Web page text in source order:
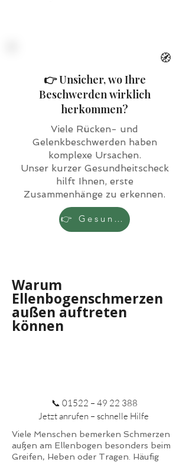
🧭
👉 Unsicher, wo Ihre
Beschwerden wirklich
herkommen?
Viele Rücken- und
Gelenkbeschwerden haben
komplexe Ursachen.
Unser kurzer Gesundheitscheck
hilft Ihnen, erste
Zusammenhänge zu erkennen.
👉 Gesundheitscheck starten
Warum
Ellenbogenschmerzen
außen auftreten
können
📞 01522 – 49 22 388
Jetzt anrufen – schnelle Hilfe
Viele Menschen bemerken Schmerzen
außen am Ellenbogen besonders beim
Greifen, Heben oder Tragen. Häufig